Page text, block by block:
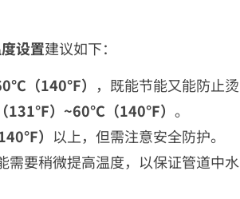
设置建议如下：
（140°F） ，既能节能又能防止烫
131°F）~60°C（140°F） 。
） 以上，但需注意安全防护。
要稍微提高温度，以保证管道中水